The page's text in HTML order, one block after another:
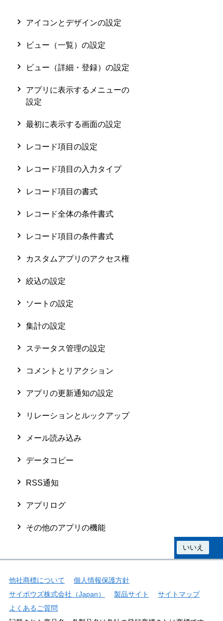
アイコンとデザインの設定
ビュー（一覧）の設定
ビュー（詳細・登録）の設定
アプリに表示するメニューの
設定
最初に表示する画面の設定
レコード項目の設定
レコード項目の入力タイプ
レコード項目の書式
レコード全体の条件書式
レコード項目の条件書式
カスタムアプリのアクセス権
絞込の設定
ソートの設定
集計の設定
ステータス管理の設定
コメントとリアクション
アプリの更新通知の設定
リレーションとルックアップ
メール読み込み
データコピー
RSS通知
アプリログ
その他のアプリの機能
いいえ
他社商標について
個人情報保護方針
サイボウズ株式会社（Japan）
製品サイト
サイトマップ
よくあるご質問